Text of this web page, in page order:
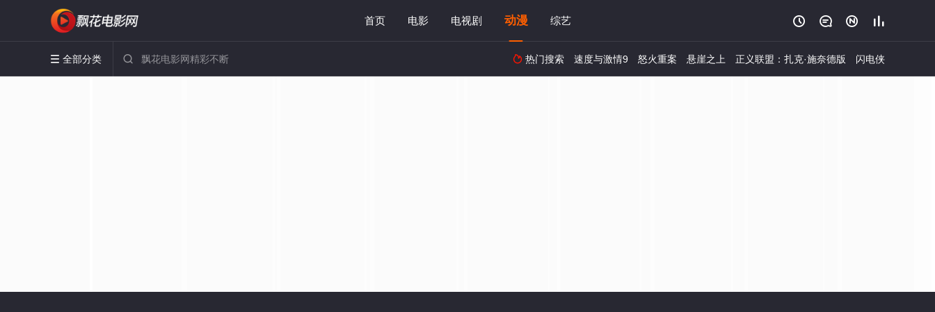
首页 电影 电视剧 动漫 综艺    
 全部分类   热门搜索 速度与激情9 怒火重案 悬崖之上 正义联盟：扎克·施奈德版 闪电侠